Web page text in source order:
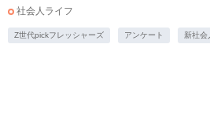
社会人ライフ
Z世代pickフレッシャーズ アンケート 新社会